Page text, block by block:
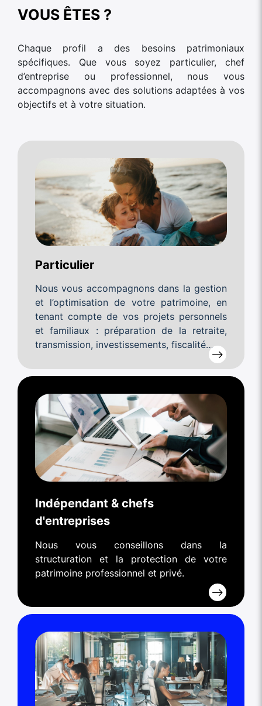
VOUS ÊTES ?
Chaque profil a des besoins patrimoniaux
spécifiques. Que vous soyez particulier, chef
d’entreprise ou professionnel, nous vous
accompagnons avec des solutions adaptées à vos
objectifs et à votre situation.
Particulier
Nous vous accompagnons dans la gestion
et l’optimisation de votre patrimoine, en
tenant compte de vos projets personnels
et familiaux : préparation de la retraite,
transmission, investissements, fiscalité…
Indépendant & chefs
d'entreprises
Nous vous conseillons dans la
structuration et la protection de votre
patrimoine professionnel et privé.